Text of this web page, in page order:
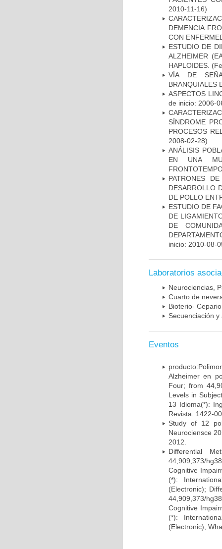
2010-11-16)
DEMENCIA
CON
ESTUDIO DE
ALZHEIMER
HAPLOIDES.
VÍA DE
BRANQUIALES
ASPECTOS
de inicio: 2006-
SÍNDROME
PROCESOS
2008-02-28)
ANÁLISIS
EN UNA
PATRONES
DESARROLLO
DE POLLO
ESTUDIO DE
DE
DE
inicio: 2010-08-
Laboratorios
Neurociencias,
Cuarto de
Bioterio-
Secuenciación
Eventos
Alzheimer en
Four; from
Levels in
13 Idioma(*):
Revista: 1422-
Study of 12
Neurociensce
2012.
Differential
44,909,373/
Cognitive
(*):
(Electronic);
44,909,373/
Cognitive
(*):
(Electronic),